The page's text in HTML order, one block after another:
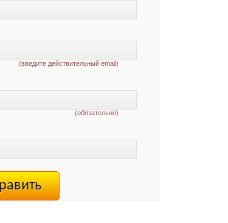
(введите действительный email)
(обязательно)